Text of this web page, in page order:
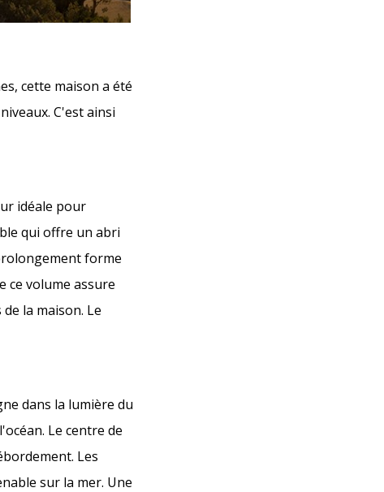
cette maison a été
C'est ainsi
idéale pour
qui offre un abri
forme
ce volume assure
la maison. Le
dans la lumière du
Le centre de
Les
sur la mer. Une